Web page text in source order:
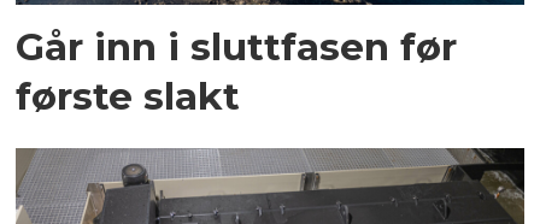
Går inn i sluttfasen før
første slakt